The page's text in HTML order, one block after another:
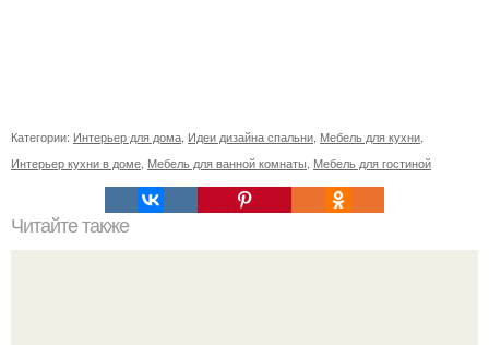
Категории: Интерьер для дома, Идеи дизайна спальни, Мебель для кухни,
Интерьер кухни в доме, Мебель для ванной комнаты, Мебель для гостиной
Читайте также